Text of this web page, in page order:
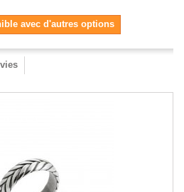
avec d'autres options